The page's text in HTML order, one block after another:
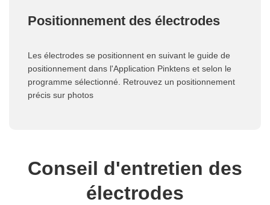
Positionnement des électrodes
Les électrodes se positionnent en suivant le guide de
positionnement dans l'Application Pinktens et selon le
programme sélectionné. Retrouvez un positionnement
précis sur photos
Conseil d'entretien des
électrodes